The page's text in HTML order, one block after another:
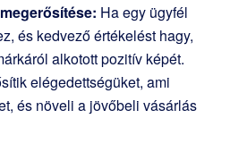
Ha egy ügyfél
és kedvező értékelést hagy,
alkotott pozitív képét.
elégedettségüket, ami
és növeli a jövőbeli vásárlás